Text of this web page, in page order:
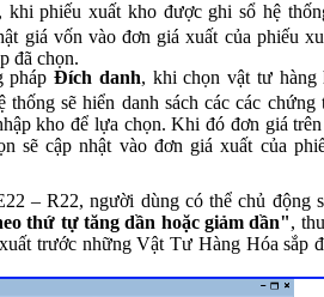
khi phiếu xuất kho được ghi sổ hệ
giá vốn vào đơn giá xuất của phiếu
đã chọn.
phápĐích danh, khi chọn vật tư hàng
thống sẽ hiển danh sách các các chứng
kho để lựa chọn. Khi đó đơn giá
sẽ cập nhật vào đơn giá xuất của
– R22, người dùng có thể chủ động
thứ tự tăng dần hoặc giảm dần",
trước những Vật Tư Hàng Hóa sắp